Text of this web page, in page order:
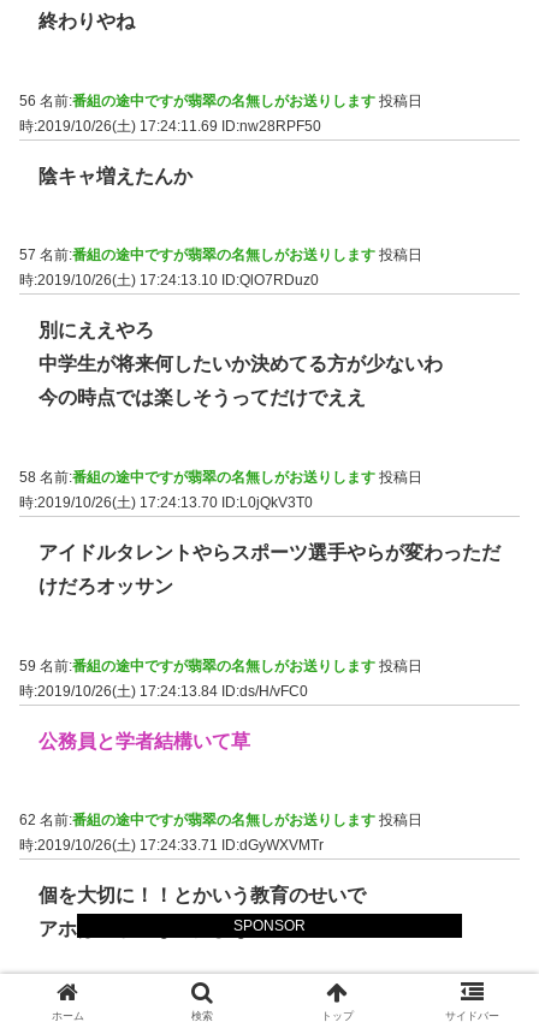
SPONSOR
終わりやね
56 名前:番組の途中ですが翡翠の名無しがお送りします 投稿日
時:2019/10/26(土) 17:24:11.69 ID:nw28RPF50
陰キャ増えたんか
57 名前:番組の途中ですが翡翠の名無しがお送りします 投稿日
時:2019/10/26(土) 17:24:13.10 ID:QlO7RDuz0
別にええやろ
中学生が将来何したいか決めてる方が少ないわ
今の時点では楽しそうってだけでええ
58 名前:番組の途中ですが翡翠の名無しがお送りします 投稿日
時:2019/10/26(土) 17:24:13.70 ID:L0jQkV3T0
アイドルタレントやらスポーツ選手やらが変わっただ
けだろオッサン
59 名前:番組の途中ですが翡翠の名無しがお送りします 投稿日
時:2019/10/26(土) 17:24:13.84 ID:ds/H/vFC0
公務員と学者結構いて草
62 名前:番組の途中ですが翡翠の名無しがお送りします 投稿日
時:2019/10/26(土) 17:24:33.71
ID:dGyWXVMTr
個を大切に！！とかいう教育のせいで
アホばっかになったよな
63 名前: 番組の途中ですが翡翠の名無しがお送りします
ホーム 検索 トップ サイドバー